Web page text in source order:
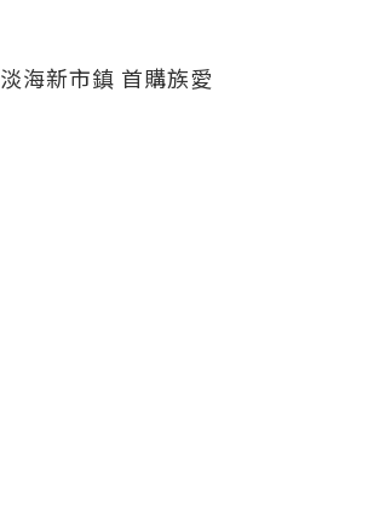
淡海新市鎮 首購族愛